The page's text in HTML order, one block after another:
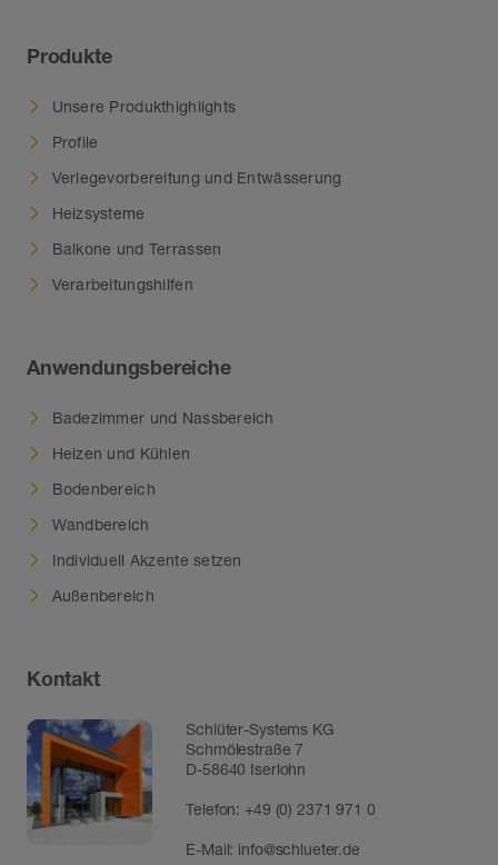
Produkte
Unsere Produkthighlights
Profile
Verlegevorbereitung und Entwässerung
Heizsysteme
Balkone und Terrassen
Verarbeitungshilfen
Anwendungsbereiche
Badezimmer und Nassbereich
Heizen und Kühlen
Bodenbereich
Wandbereich
Individuell Akzente setzen
Außenbereich
Kontakt
Schlüter-Systems KG
Schmölestraße 7
D-58640 Iserlohn
Telefon:+49 (0) 2371 971 0
E-Mail: info@schlueter.de